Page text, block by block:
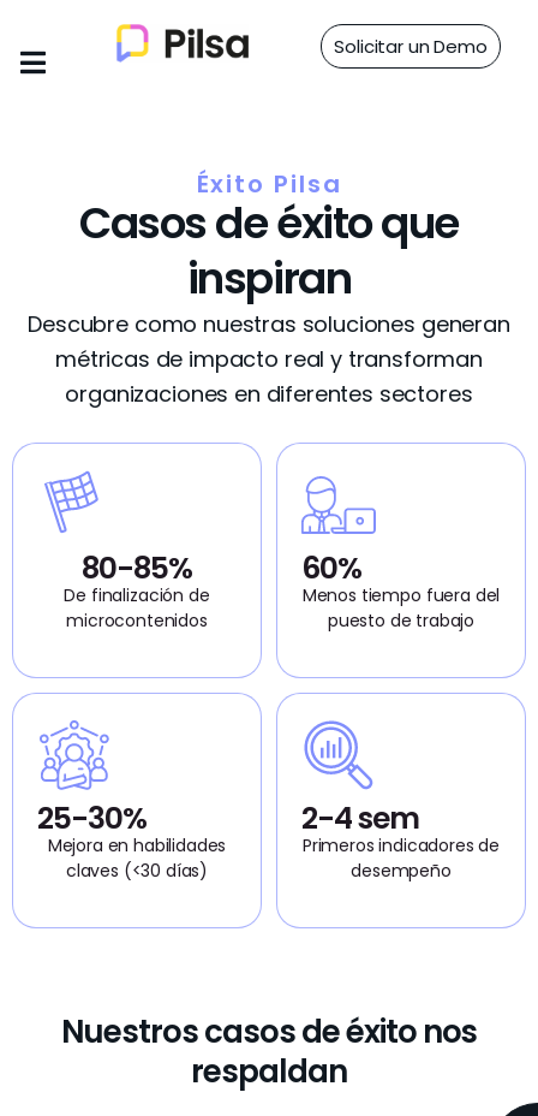
Solicitar un Demo
Éxito Pilsa
Casos de éxito que
inspiran
Descubre como nuestras soluciones generan
métricas de impacto real y transforman
organizaciones en diferentes sectores
80-85%
De finalización de
microcontenidos
60%
Menos tiempo fuera del
puesto de trabajo
25-30%
Mejora en habilidades
claves (<30 días)
2-4 sem
Primeros indicadores de
desempeño
Nuestros casos de éxito nos
respaldan